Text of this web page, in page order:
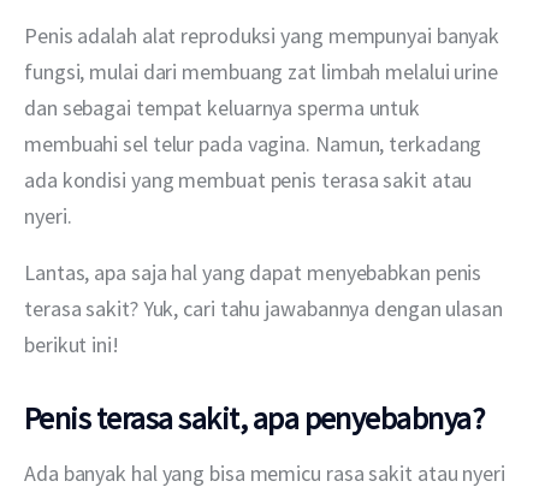
Mengapa Good Doctor
Berita
Layanan
Penis adalah alat reproduksi yang mempunyai banyak
fungsi, mulai dari membuang zat limbah melalui urine
dan sebagai tempat keluarnya sperma untuk
membuahi sel telur pada vagina. Namun, terkadang
ada kondisi yang membuat penis terasa sakit atau
nyeri.
Lantas, apa saja hal yang dapat menyebabkan penis
terasa sakit? Yuk, cari tahu jawabannya dengan ulasan
berikut ini!
Penis terasa sakit, apa penyebabnya?
Ada banyak hal yang bisa memicu rasa sakit atau nyeri